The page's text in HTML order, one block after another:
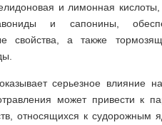
и лимонная
и сапонины,
свойства, а также
серьезное влияние
может привести к
относящихся к судорожным